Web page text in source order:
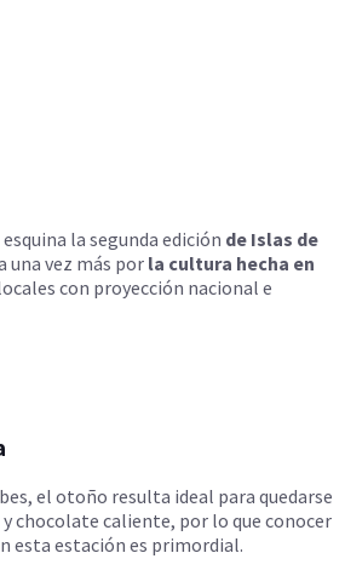
la segunda edición de Islas de
una vez más por la cultura hecha en
con proyección nacional e
el otoño resulta ideal para quedarse
chocolate caliente, por lo que conocer
esta estación es primordial.